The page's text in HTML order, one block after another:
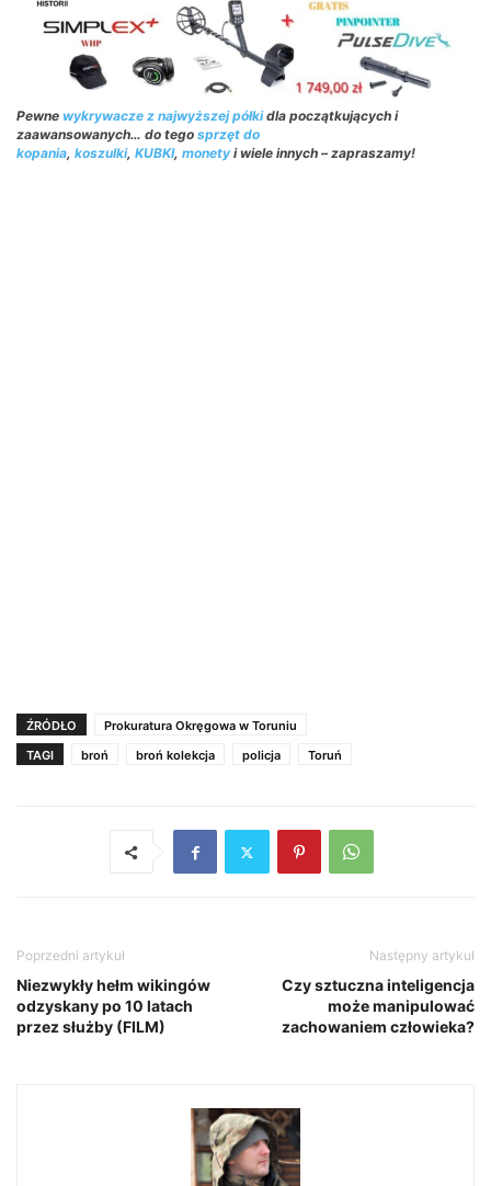
Pewne wykrywacze z najwyższej półkidla początkujących i
zaawansowanych… do tego sprzęt do
kopania, koszulki, KUBKI, monety i wiele innych – zapraszamy!
ŹRÓDŁO
Prokuratura Okręgowa w Toruniu
TAGI
broń broń kolekcja policja Toruń
Poprzedni artykuł
Niezwykły hełm wikingów
odzyskany po 10 latach
przez służby (FILM)
Następny artykuł
Czy sztuczna inteligencja
może manipulować
zachowaniem człowieka?